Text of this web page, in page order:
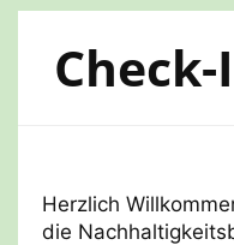
Check-
Herzlich
die